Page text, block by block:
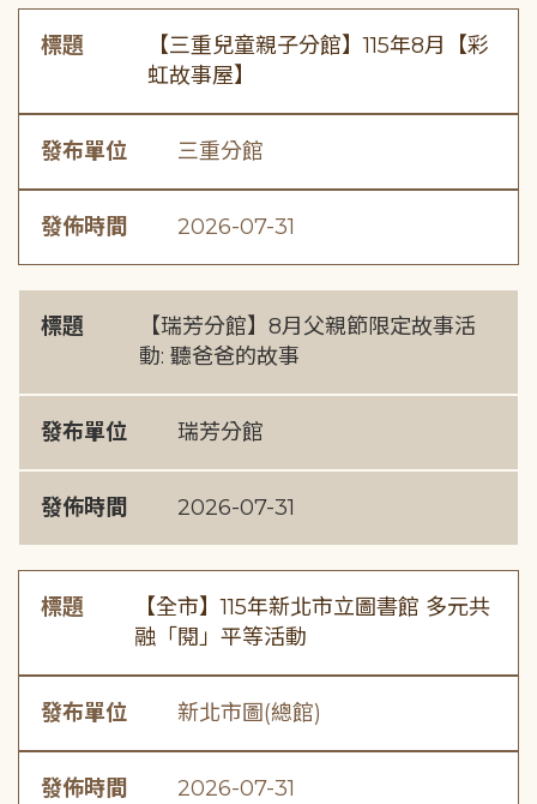
標題
【三重兒童親子分館】115年8月【彩
虹故事屋】
發布單位 三重分館
發佈時間 2026-07-31
標題
【瑞芳分館】8月父親節限定故事活
動: 聽爸爸的故事
發布單位 瑞芳分館
發佈時間 2026-07-31
標題
【全市】115年新北市立圖書館 多元共
融「閱」平等活動
發布單位 新北市圖(總館)
發佈時間 2026-07-31